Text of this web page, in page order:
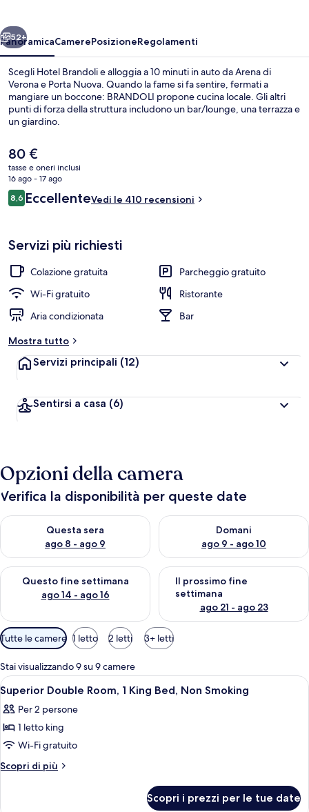
Avanti
52+
PanoramicaCamerePosizioneRegolamenti
Scegli Hotel Brandoli e alloggia a 10 minuti in auto da Arena di
Verona e Porta Nuova. Quando la fame si fa sentire, fermati a
mangiare un boccone: BRANDOLI propone cucina locale. Gli altri
punti di forza della struttura includono un bar/lounge, una terrazza e
un giardino.
Il
prezzo
attuale
è
80 €
80 €
tasse e oneri inclusi
16 ago - 17 ago
Recensioni
8,68,6 su 10
EccellenteVedi le 410 recensioni
Servizi più richiesti
Colazione gratuita
Parcheggio gratuito
Wi-Fi gratuito
Ristorante
Aria condizionata
Bar
Mostra tutto
Servizi principali (12)
Sentirsi a casa (6)
Opzioni della camera
Verifica la disponibilità per queste date
Questa sera
ago 8 - ago 9
Verifica la disponibilità per questa sera, ago 8 - ago 9
Domani
ago 9 - ago 10
Verifica la disponibilità per
Questo fine settimana
ago 14 - ago 16
Verifica la disponibilità per questo fine settimana, ago 14 -
Il prossimo fine
settimana
ago 21 - ago 23
Verifica la disponibilità per il
Filtri
disponibili
per
le
camere
Tutte le camere 1 letto 2 letti 3+ letti
Stai visualizzando 9 su 9 camere
Apri
tutte
le
foto
per
Superior
Una camera d'albergo con un letto,
6
Superior Double Room, 1 King Bed, Non Smoking
Per 2 persone
1 letto king
Wi-Fi gratuito
Scopri di più
Altri
Scopri i prezzi per le tue date